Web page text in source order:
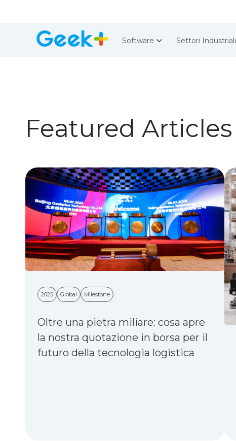
Software Settori Industriali
Featured Articles
2025 Global Milestone
Oltre una pietra miliare: cosa apre
la nostra quotazione in borsa per il
futuro della tecnologia logistica